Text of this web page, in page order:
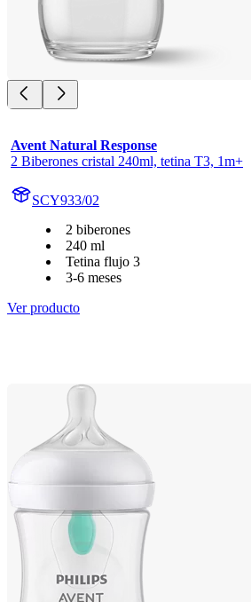
Avent Natural Response
2 Biberones cristal 240ml, tetina T3, 1m+
SCY933/02
2 biberones
240 ml
Tetina flujo 3
3-6 meses
Ver producto